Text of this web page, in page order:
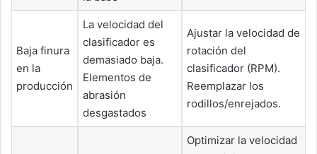
Baja finura
en la
producción
La velocidad del
clasificador es
demasiado baja.
Elementos de
abrasión
desgastados
Ajustar la velocidad de
rotación del
clasificador (RPM).
Reemplazar los
rodillos/enrejados.
Optimizar la velocidad